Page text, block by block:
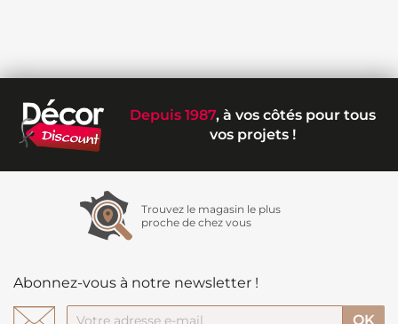
Depuis 1987, à vos côtés pour tous
vos projets !
Trouvez le magasin le plus
proche de chez vous
Abonnez-vous à notre newsletter !